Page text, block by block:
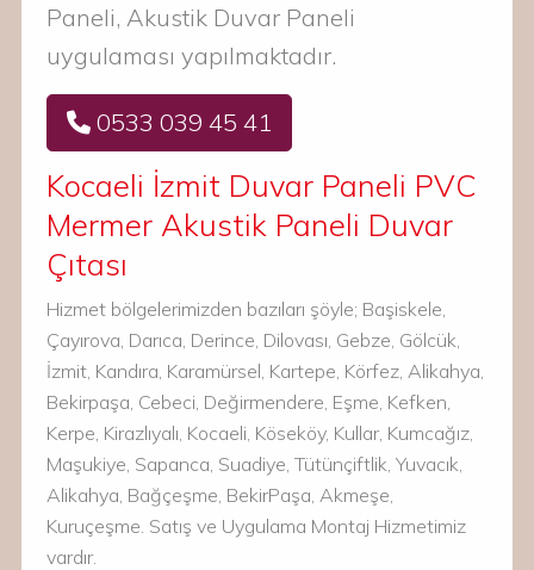
Paneli, Akustik Duvar Paneli
uygulaması yapılmaktadır.
0533 039 45 41
Kocaeli İzmit Duvar Paneli PVC
Mermer Akustik Paneli Duvar
Çıtası
Hizmet bölgelerimizden bazıları şöyle; Başiskele,
Çayırova, Darıca, Derince, Dilovası, Gebze, Gölcük,
İzmit, Kandıra, Karamürsel, Kartepe, Körfez, Alikahya,
Bekirpaşa, Cebeci, Değirmendere, Eşme, Kefken,
Kerpe, Kirazlıyalı, Kocaeli, Köseköy, Kullar, Kumcağız,
Maşukiye, Sapanca, Suadiye, Tütünçiftlik, Yuvacık,
Alikahya, Bağçeşme, BekirPaşa, Akmeşe,
Kuruçeşme. Satış ve Uygulama Montaj Hizmetimiz
vardır.